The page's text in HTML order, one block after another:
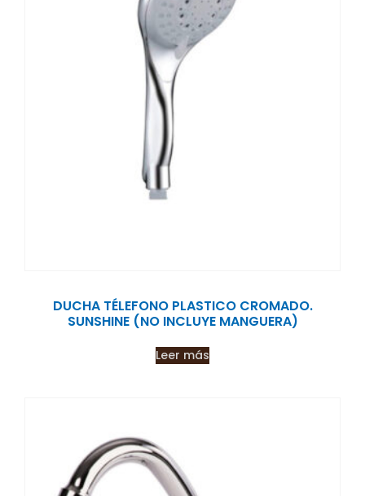
DUCHA TÉLEFONO PLASTICO CROMADO.
SUNSHINE (NO INCLUYE MANGUERA)
Leer más